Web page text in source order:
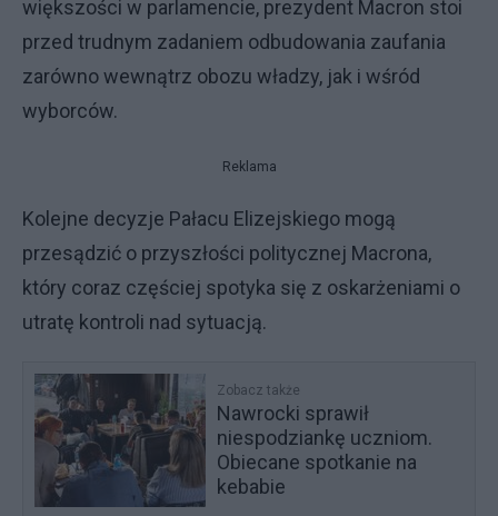
większości w parlamencie, prezydent Macron stoi
przed trudnym zadaniem odbudowania zaufania
zarówno wewnątrz obozu władzy, jak i wśród
wyborców.
Reklama
Kolejne decyzje Pałacu Elizejskiego mogą
przesądzić o przyszłości politycznej Macrona,
który coraz częściej spotyka się z oskarżeniami o
utratę kontroli nad sytuacją.
Zobacz także
Nawrocki sprawił
niespodziankę uczniom.
Obiecane spotkanie na
kebabie